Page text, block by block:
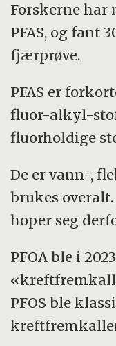
Forskerne har
PFAS, og fant
fjærprøve.
PFAS er
fluor-alkyl-
fluorholdige
De er vann-,
brukes
hoper seg
PFOA ble i
PFOS ble